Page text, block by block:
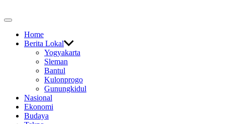
to
Off
CanvasHome
Berita Lokal
Yogyakarta
Sleman
Bantul
Kulonprogo
Gunungkidul
Nasional
Ekonomi
Budaya